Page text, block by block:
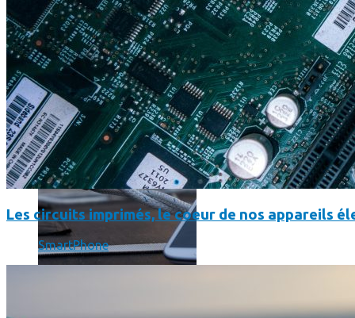
Même hors-ligne votre smartphone peut vous aider en
Les circuits imprimés, le coeur de nos appareils
SmartPhone